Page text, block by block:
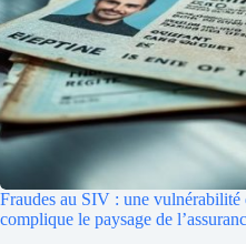
Fraudes au SIV : une
complique le paysage de